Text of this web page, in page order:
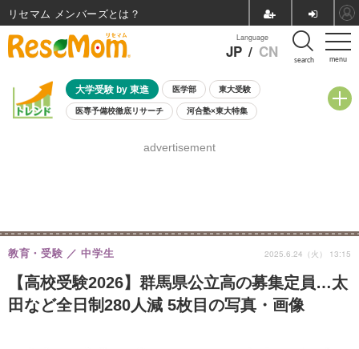
menu
Language
JP / CN search
大学受験 by 東進 医学部 東大受験
医専予備校徹底リサーチ 河合塾×東大特集
8月開催学校説明会・相談会
advertisement
【高校受験2026】群馬県公立高の募集定員…太
田など全日制280人減 5枚目の写真・画像
教育・受験 中学生 2025.6.24（火） 13:15
リセマム メンバーズ